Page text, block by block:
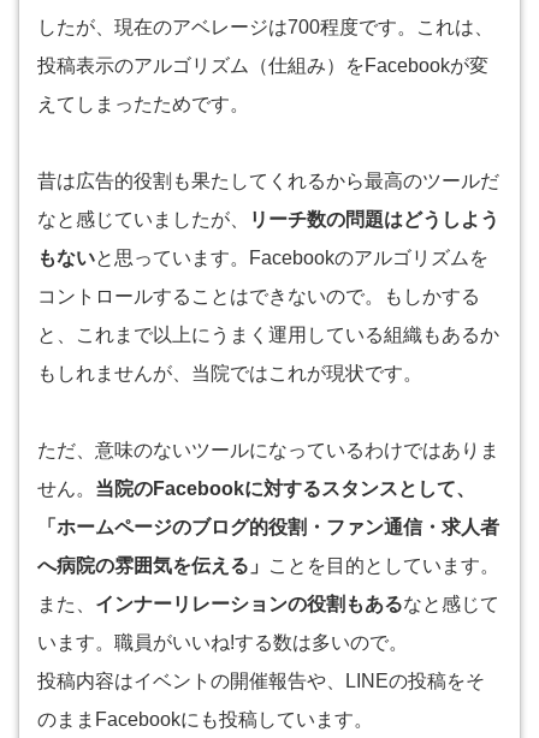
したが、現在のアベレージは700程度です。これは、
投稿表示のアルゴリズム（仕組み）をFacebookが変
えてしまったためです。
昔は広告的役割も果たしてくれるから最高のツールだ
なと感じていましたが、
リーチ数の問題はどうしよう
もないと思っています。Facebookのアルゴリズムを
コントロールすることはできないので。もしかする
と、これまで以上にうまく運用している組織もあるか
もしれませんが、当院ではこれが現状です。
ただ、意味のないツールになっているわけではありま
せん。 当院のFacebookに対するスタンスとして、
「ホームページのブログ的役割・ファン通信・求人者
へ病院の雰囲気を伝える」
ことを目的としています。
また、 インナーリレーションの役割もあるなと感じて
います。職員がいいね!する数は多いので。
投稿内容はイベントの開催報告や、LINEの投稿をそ
のままFacebookにも投稿しています。